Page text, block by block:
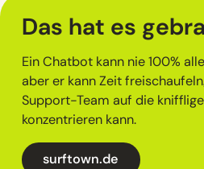
Das hat es
Ein Chatbot kann nie 100%
aber er kann Zeit
Support-Team auf die
konzentrieren kann.
surftown.de